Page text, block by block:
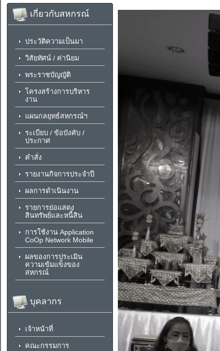
เกี่ยวกับสหกรณ์
ประวัติความเป็นมา
วิสัยทัศน์ / ค่านิยม
พระราชบัญญัติ
โครงสร้างการบริหาร
งาน
แผนกลยุทธ์สหกรณ์ฯ
ระเบียบ / ข้อบังคับ /
ประกาศ
คำสั่ง
รายงานกิจการประจำปี
ผลการดำเนินงาน
รายการย่อแสดง
สินทรัพย์และหนี้สิน
การใช้งาน Application
CoOp Network Mobile
ผลของการประเมิน
ความเข้มแข็งของ
สหกรณ์
บุคลากร
เจ้าหน้าที่
คณะกรรมการ